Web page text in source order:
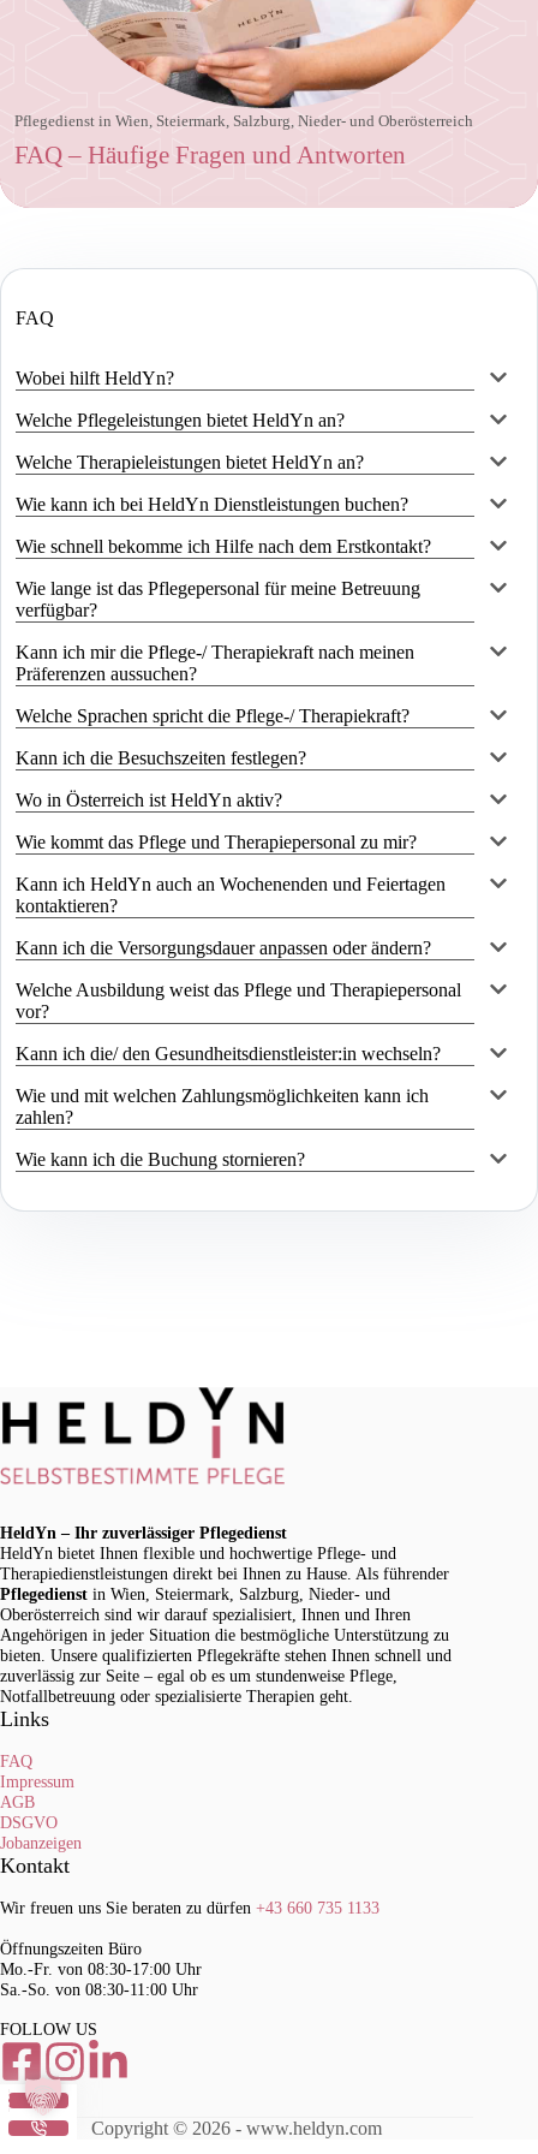
Pflegedienst in Wien, Steiermark, Salzburg, Nieder- und Oberösterreich
FAQ – Häufige Fragen und Antworten
FAQ
Wobei hilft HeldYn?
Welche Pflegeleistungen bietet HeldYn an?
Welche Therapieleistungen bietet HeldYn an?
Wie kann ich bei HeldYn Dienstleistungen buchen?
Wie schnell bekomme ich Hilfe nach dem Erstkontakt?
Wie lange ist das Pflegepersonal für meine Betreuung
verfügbar?
Kann ich mir die Pflege-/ Therapiekraft nach meinen
Präferenzen aussuchen?
Welche Sprachen spricht die Pflege-/ Therapiekraft?
Kann ich die Besuchszeiten festlegen?
Wo in Österreich ist HeldYn aktiv?
Wie kommt das Pflege und Therapiepersonal zu mir?
Kann ich HeldYn auch an Wochenenden und Feiertagen
kontaktieren?
Kann ich die Versorgungsdauer anpassen oder ändern?
Welche Ausbildung weist das Pflege und Therapiepersonal
vor?
Kann ich die/ den Gesundheitsdienstleister:in wechseln?
Wie und mit welchen Zahlungsmöglichkeiten kann ich
zahlen?
Wie kann ich die Buchung stornieren?
HeldYn – Ihr zuverlässiger Pflegedienst
HeldYn bietet Ihnen flexible und hochwertige Pflege- und
Therapiedienstleistungen direkt bei Ihnen zu Hause. Als führender
Pflegedienst in Wien, Steiermark, Salzburg, Nieder- und
Oberösterreich sind wir darauf spezialisiert, Ihnen und Ihren
Angehörigen in jeder Situation die bestmögliche Unterstützung zu
bieten. Unsere qualifizierten Pflegekräfte stehen Ihnen schnell und
zuverlässig zur Seite – egal ob es um stundenweise Pflege,
Notfallbetreuung oder spezialisierte Therapien geht.
Links
FAQ
Impressum
AGB
DSGVO
Jobanzeigen
Kontakt
Wir freuen uns Sie beraten zu dürfen +43 660 735 1133
Öffnungszeiten Büro
Mo.-Fr. von 08:30-17:00 Uhr
Sa.-So. von 08:30-11:00 Uhr
FOLLOW US
Copyright © 2026 - www.heldyn.com